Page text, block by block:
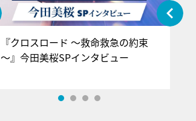
『クロスロード ～救命救急の約束
～』今田美桜SPインタビュー